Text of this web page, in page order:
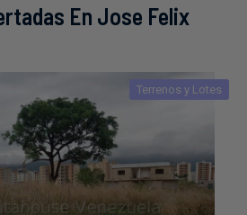
En Jose Felix
Terrenos y Lotes